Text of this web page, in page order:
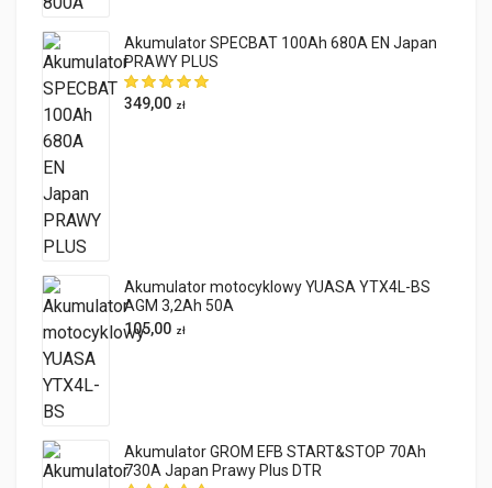
Akumulator SPECBAT 100Ah 680A EN Japan
PRAWY PLUS
349,00 zł
Akumulator motocyklowy YUASA YTX4L-BS
AGM 3,2Ah 50A
105,00 zł
Akumulator GROM EFB START&STOP 70Ah
730A Japan Prawy Plus DTR